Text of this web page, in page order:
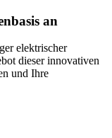
an
elektrischer
dieser innovativen
und Ihre